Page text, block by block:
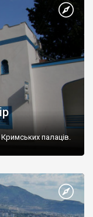
палаців.